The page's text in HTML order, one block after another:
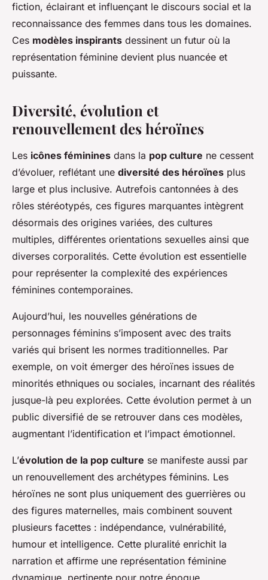
fiction, éclairant et influençant le discours social et la
reconnaissance des femmes dans tous les domaines.
Ces modèles inspirants dessinent un futur où la
représentation féminine devient plus nuancée et
puissante.
Diversité, évolution et
renouvellement des héroïnes
Les icônes féminines dans la pop culture ne cessent
d’évoluer, reflétant une diversité des héroïnes plus
large et plus inclusive. Autrefois cantonnées à des
rôles stéréotypés, ces figures marquantes intègrent
désormais des origines variées, des cultures
multiples, différentes orientations sexuelles ainsi que
diverses corporalités. Cette évolution est essentielle
pour représenter la complexité des expériences
féminines contemporaines.
Aujourd’hui, les nouvelles générations de
personnages féminins s’imposent avec des traits
variés qui brisent les normes traditionnelles. Par
exemple, on voit émerger des héroïnes issues de
minorités ethniques ou sociales, incarnant des réalités
jusque-là peu explorées. Cette évolution permet à un
public diversifié de se retrouver dans ces modèles,
augmentant l’identification et l’impact émotionnel.
L’évolution de la pop culture se manifeste aussi par
un renouvellement des archétypes féminins. Les
héroïnes ne sont plus uniquement des guerrières ou
des figures maternelles, mais combinent souvent
plusieurs facettes : indépendance, vulnérabilité,
humour et intelligence. Cette pluralité enrichit la
narration et affirme une représentation féminine